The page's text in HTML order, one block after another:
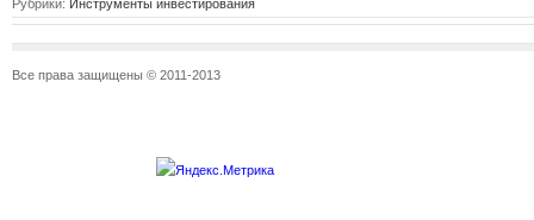
Рубрики: Инструменты инвестирования
Все права защищены © 2011-2013